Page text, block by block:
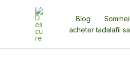
Blog Sommeil
acheter tadalafil